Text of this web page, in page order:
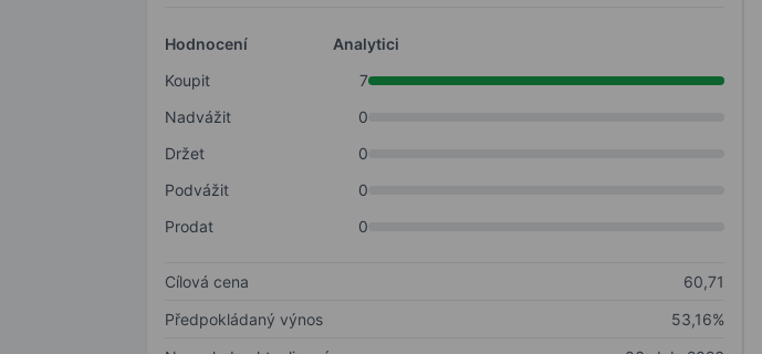
Hodnocení
Analytici
Koupit
7
Nadvážit
0
Držet
0
Podvážit
0
Prodat
0
Cílová cena
60,71
Předpokládaný výnos
53,16%